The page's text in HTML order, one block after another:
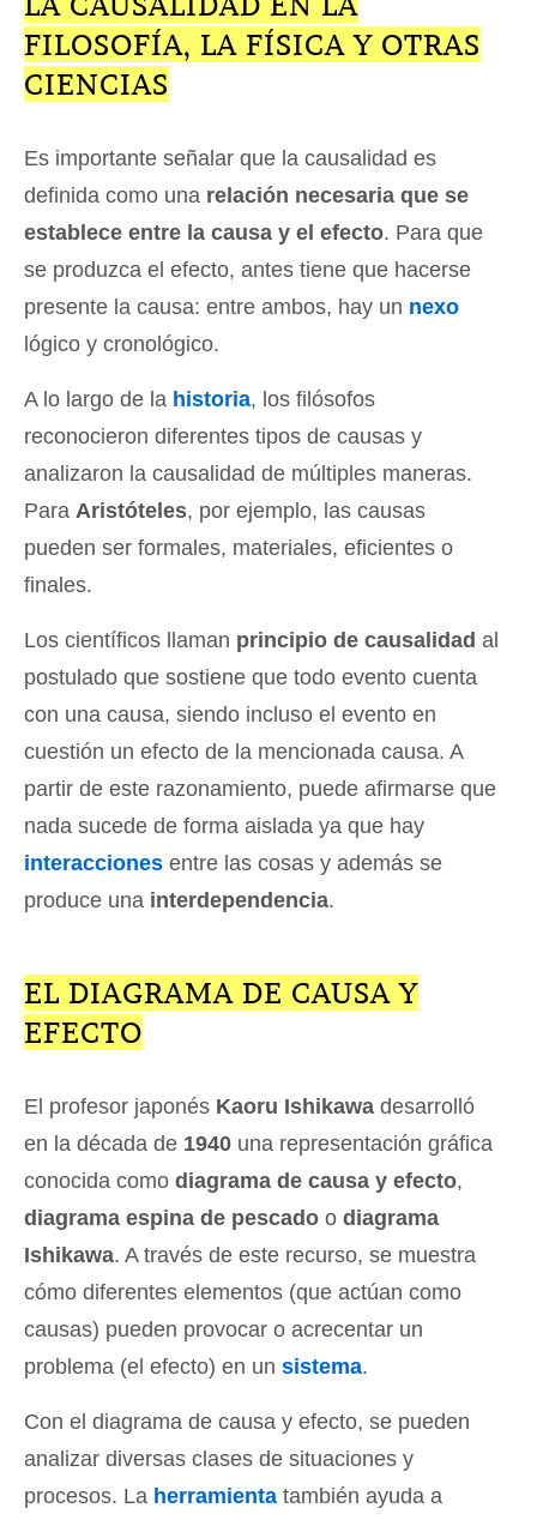
FILOSOFÍA, LA FÍSICA Y OTRAS
CIENCIAS
Es importante señalar que la causalidad es
definida como una relación necesaria que se
establece entre la causa y el efecto. Para que
se produzca el efecto, antes tiene que hacerse
presente la causa: entre ambos, hay un nexo
lógico y cronológico.
A lo largo de la historia, los filósofos
reconocieron diferentes tipos de causas y
analizaron la causalidad de múltiples maneras.
Para Aristóteles, por ejemplo, las causas
pueden ser formales, materiales, eficientes o
finales.
Los científicos llaman principio de causalidad al
postulado que sostiene que todo evento cuenta
con una causa, siendo incluso el evento en
cuestión un efecto de la mencionada causa. A
partir de este razonamiento, puede afirmarse que
nada sucede de forma aislada ya que hay
interacciones entre las cosas y además se
produce una interdependencia.
EL DIAGRAMA DE CAUSA Y
EFECTO
El profesor japonés Kaoru Ishikawa desarrolló
en la década de 1940 una representación gráfica
conocida como diagrama de causa y efecto,
diagrama espina de pescado o diagrama
Ishikawa. A través de este recurso, se muestra
cómo diferentes elementos (que actúan como
causas) pueden provocar o acrecentar un
problema (el efecto) en un sistema.
Con el diagrama de causa y efecto, se pueden
analizar diversas clases de situaciones y
procesos. La herramienta también ayuda a